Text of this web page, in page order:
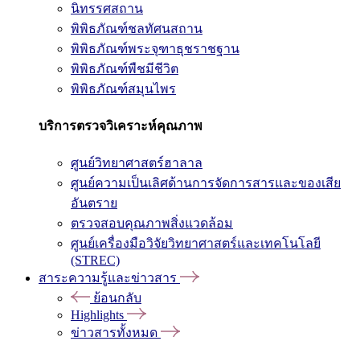
นิทรรศสถาน
พิพิธภัณฑ์ชลทัศนสถาน
พิพิธภัณฑ์พระจุฑาธุชราชฐาน
พิพิธภัณฑ์พืชมีชีวิต
พิพิธภัณฑ์สมุนไพร
บริการตรวจวิเคราะห์คุณภาพ
ศูนย์วิทยาศาสตร์ฮาลาล
ศูนย์ความเป็นเลิศด้านการจัดการสารและของเสีย
อันตราย
ตรวจสอบคุณภาพสิ่งแวดล้อม
ศูนย์เครื่องมือวิจัยวิทยาศาสตร์และเทคโนโลยี
(STREC)
สาระความรู้และข่าวสาร
ย้อนกลับ
Highlights
ข่าวสารทั้งหมด